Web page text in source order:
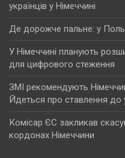
українців у Німеччині
Де дорожче пальне: у
У Німеччині планують
для цифрового стеження
ЗМІ рекомендують
Йдеться про ставлення до
Комісар ЄС закликав
кордонах Німеччини